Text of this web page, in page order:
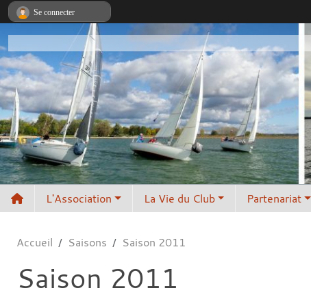
L'Association La Vie du Club Partenariat
Accueil Saisons Saison 2011
Saison 2011
Se connecter
Panneau de gestion des cookies